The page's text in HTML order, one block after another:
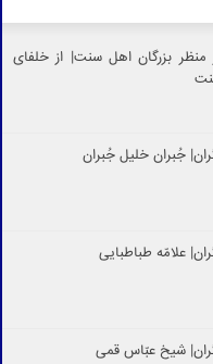
منظر بزرگان اهل‌ سنت| از خلفای
جُبران خلیل جُبران
علامّه طباطبایی
شیخ عبّاس قمی